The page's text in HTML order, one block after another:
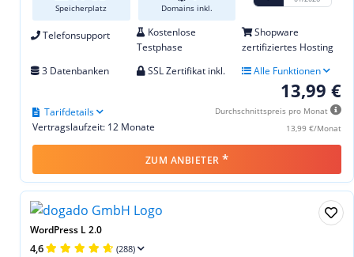
Speicherplatz Domains inkl.
Telefonsupport
Kostenlose
Testphase
Shopware
zertifiziertes Hosting
3 Datenbanken
SSL Zertifikat inkl. Alle Funktionen
13,99 €
Durchschnittspreis pro Monat
13,99 €/Monat
Vertragslaufzeit: 12 Monate
Tarifdetails
ZUM ANBIETER *
WordPress L 2.0
4,6 (288)